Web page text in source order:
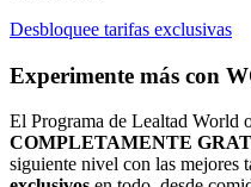
Desbloquee tarifas exclusivas
Experimente más con
El Programa de Lealtad World
COMPLETAMENTE
siguiente nivel con las mejores